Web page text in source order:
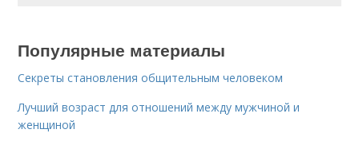
Популярные материалы
Секреты становления общительным человеком
Лучший возраст для отношений между мужчиной и
женщиной